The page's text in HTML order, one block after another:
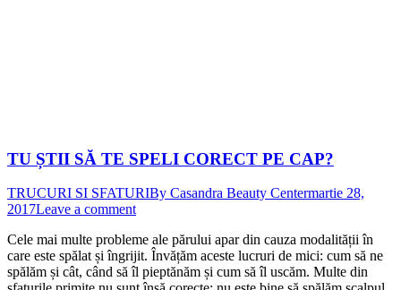
TU ȘTII SĂ TE SPELI CORECT PE CAP?
TRUCURI SI SFATURIBy Casandra Beauty Centermartie 28,
2017Leave a comment
Cele mai multe probleme ale părului apar din cauza modalității în
care este spălat și îngrijit. Învățăm aceste lucruri de mici: cum să ne
spălăm și cât, când să îl pieptănăm și cum să îl uscăm. Multe din